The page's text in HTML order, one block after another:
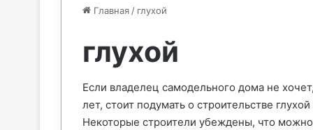
Главная / глухой
глухой
Если владелец самодельного дома не
лет, стоит подумать о строительстве
Некоторые строители убеждены, что